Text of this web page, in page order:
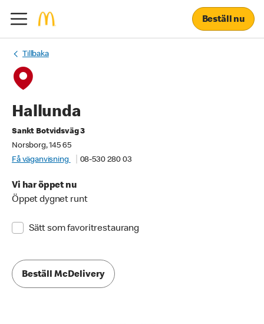
Beställ nu
Tillbaka
Hallunda
Sankt Botvidsväg 3
Norsborg, 145 65
Få väganvisning
08-530 280 03
Vi har öppet nu
Öppet dygnet runt
Sätt som favoritrestaurang
Beställ McDelivery